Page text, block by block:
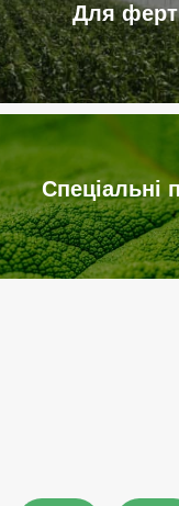
Для
Спеціальні